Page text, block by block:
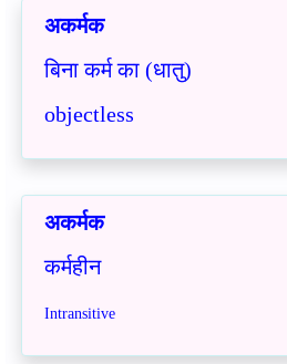
अकर्मक
बिना कर्म का (धातु)
objectless
अकर्मक
कर्महीन
Intransitive